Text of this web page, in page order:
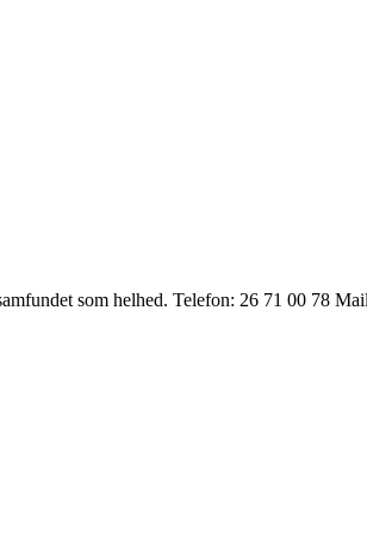
som helhed. Telefon: 26 71 00 78